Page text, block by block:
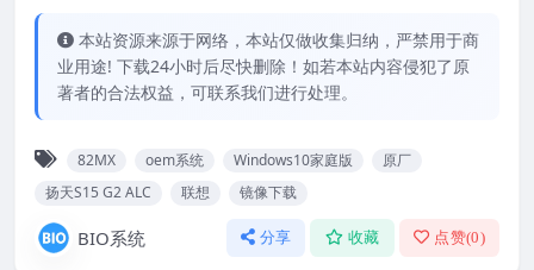
本站资源来源于网络，本站仅做收集归纳，严禁用于商
业用途! 下载24小时后尽快删除！如若本站内容侵犯了原
著者的合法权益，可联系我们进行处理。
82MX oem系统 Windows10家庭版
原厂
扬天S15 G2 ALC
联想 镜像下载
BIO系统 分享 收藏 点赞(0)